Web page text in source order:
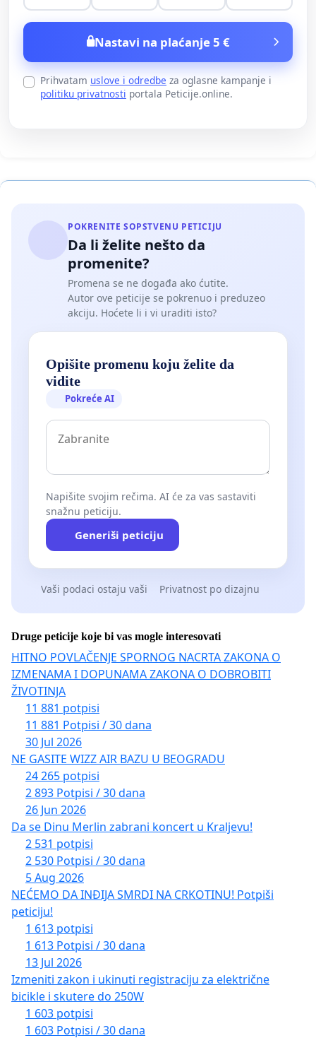
Nastavi na plaćanje 5 €
Prihvatam uslove i odredbe za oglasne kampanje i
politiku privatnosti portala Peticije.online.
POKRENITE SOPSTVENU PETICIJU
Da li želite nešto da
promenite?
Promena se ne događa ako ćutite.
Autor ove peticije se pokrenuo i preduzeo
akciju. Hoćete li i vi uraditi isto?
Opišite promenu koju želite da
vidite
Pokreće AI
Napišite svojim rečima. AI će za vas sastaviti
snažnu peticiju.
Generiši peticiju
Vaši podaci ostaju vaši Privatnost po dizajnu
Druge peticije koje bi vas mogle interesovati
HITNO POVLAČENJE SPORNOG NACRTA ZAKONA O
IZMENAMA I DOPUNAMA ZAKONA O DOBROBITI
ŽIVOTINJA
11 881 potpisi
11 881 Potpisi / 30 dana
30 Jul 2026
NE GASITE WIZZ AIR BAZU U BEOGRADU
24 265 potpisi
2 893 Potpisi / 30 dana
26 Jun 2026
Da se Dinu Merlin zabrani koncert u Kraljevu!
2 531 potpisi
2 530 Potpisi / 30 dana
5 Aug 2026
NEĆEMO DA INĐIJA SMRDI NA CRKOTINU! Potpiši
peticiju!
1 613 potpisi
1 613 Potpisi / 30 dana
13 Jul 2026
Izmeniti zakon i ukinuti registraciju za električne
bicikle i skutere do 250W
1 603 potpisi
1 603 Potpisi / 30 dana